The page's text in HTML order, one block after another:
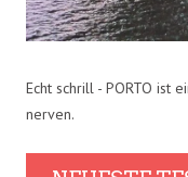
Echt schrill - PORTO ist
nerven.